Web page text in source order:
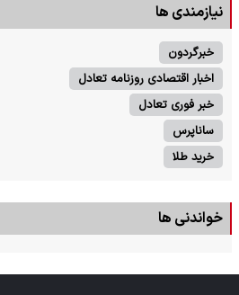
نیازمندی ها
خبرگردون
اخبار اقتصادی روزنامه تعادل
خبر فوری تعادل
ساناپرس
خرید طلا
خواندنی ها